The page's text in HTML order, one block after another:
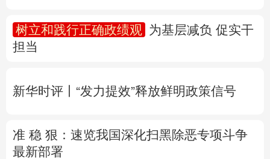
新疆 内蒙古 黑龙江
多语种频道
Русский язык
树立和践行正确政绩观
为基层减负 促实干
担当
新华时评丨“发力提效”释放鲜明政策信号
准 稳 狠：速览我国深化扫黑除恶专项斗争
最新部署